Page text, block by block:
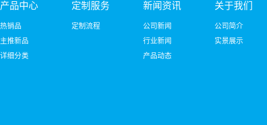
产品中心
热销品
主推新品
详细分类
定制服务
定制流程
新闻资讯
公司新闻
行业新闻
产品动态
关于我们
公司简介
实景展示